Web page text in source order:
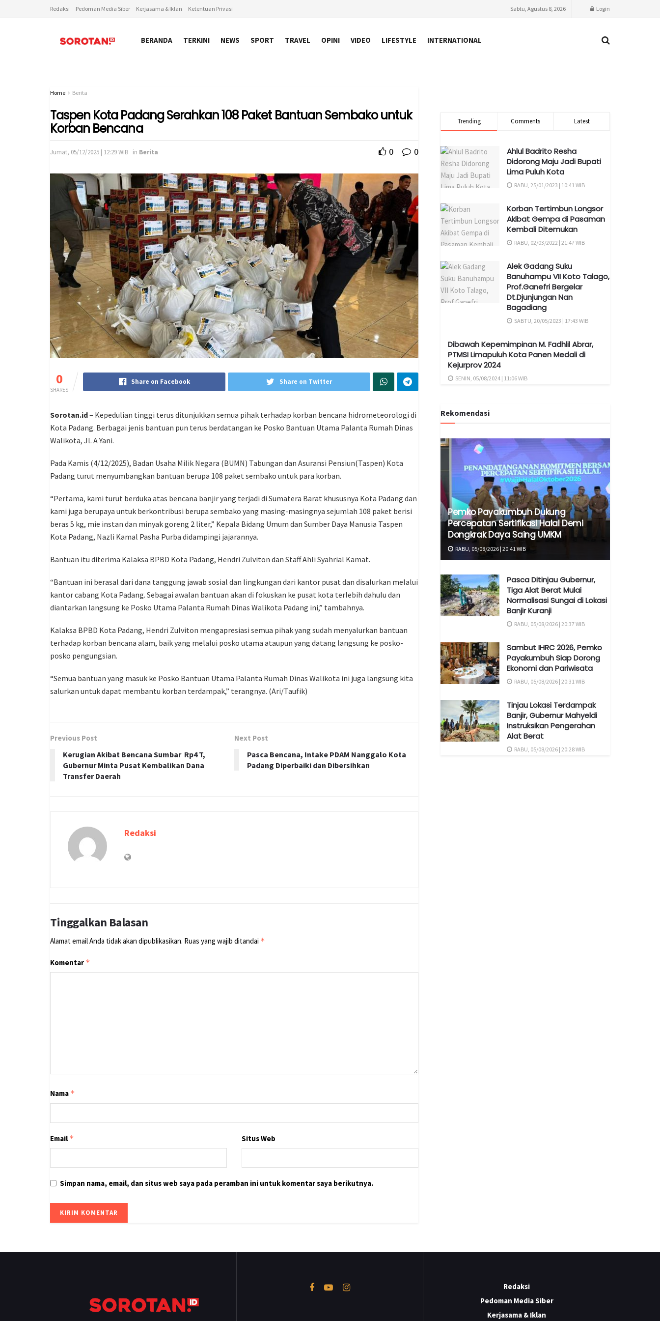
Redaksi Pedoman Media Siber Kerjasama & Iklan Ketentuan Privasi Sabtu, Agustus 8, 2026 Login
BERANDA TERKINI NEWS SPORT TRAVEL OPINI VIDEO LIFESTYLE INTERNATIONAL
Home Berita
Taspen Kota Padang Serahkan 108 Paket Bantuan Sembako untuk
Korban Bencana
Jumat, 05/12/2025 | 12:29 WIB in Berita 0 0
0
SHARES
Share on Facebook Share on Twitter
Sorotan.id– Kepedulian tinggi terus ditunjukkan semua pihak terhadap korban bencana hidrometeorologi di
Kota Padang. Berbagai jenis bantuan pun terus berdatangan ke Posko Bantuan Utama Palanta Rumah Dinas
Walikota, Jl. A Yani.
Pada Kamis (4/12/2025), Badan Usaha Milik Negara (BUMN) Tabungan dan Asuransi Pensiun(Taspen) Kota
Padang turut menyumbangkan bantuan berupa 108 paket sembako untuk para korban.
“Pertama, kami turut berduka atas bencana banjir yang terjadi di Sumatera Barat khususnya Kota Padang dan
kami juga berupaya untuk berkontribusi berupa sembako yang masing-masingnya sejumlah 108 paket berisi
beras 5 kg, mie instan dan minyak goreng 2 liter,” Kepala Bidang Umum dan Sumber Daya Manusia Taspen
Kota Padang, Nazli Kamal Pasha Purba didampingi jajarannya.
Bantuan itu diterima Kalaksa BPBD Kota Padang, Hendri Zulviton dan Staff Ahli Syahrial Kamat.
“Bantuan ini berasal dari dana tanggung jawab sosial dan lingkungan dari kantor pusat dan disalurkan melalui
kantor cabang Kota Padang. Sebagai awalan bantuan akan di fokuskan ke pusat kota terlebih dahulu dan
diantarkan langsung ke Posko Utama Palanta Rumah Dinas Walikota Padang ini,” tambahnya.
Kalaksa BPBD Kota Padang, Hendri Zulviton mengapresiasi semua pihak yang sudah menyalurkan bantuan
terhadap korban bencana alam, baik yang melalui posko utama ataupun yang datang langsung ke posko-
posko pengungsian.
“Semua bantuan yang masuk ke Posko Bantuan Utama Palanta Rumah Dinas Walikota ini juga langsung kita
salurkan untuk dapat membantu korban terdampak,” terangnya. (Ari/Taufik)
Previous Post
Kerugian Akibat Bencana Sumbar Rp4 T,
Gubernur Minta Pusat Kembalikan Dana
Transfer Daerah
Next Post
Pasca Bencana, Intake PDAM Nanggalo Kota
Padang Diperbaiki dan Dibersihkan
Redaksi
Tinggalkan Balasan
Alamat email Anda tidak akan dipublikasikan. Ruas yang wajib ditandai *
Komentar *
Nama *
Email * Situs Web
Simpan nama, email, dan situs web saya pada peramban ini untuk komentar saya berikutnya.
Trending Comments Latest
Ahlul Badrito Resha
Didorong Maju Jadi Bupati
Lima Puluh Kota
RABU, 25/01/2023 | 10:41 WIB
Korban Tertimbun Longsor
Akibat Gempa di Pasaman
Kembali Ditemukan
RABU, 02/03/2022 | 21:47 WIB
Alek Gadang Suku
Banuhampu VII Koto Talago,
Prof.Ganefri Bergelar
Dt.Djunjungan Nan
Bagadiang
SABTU, 20/05/2023 | 17:43 WIB
Dibawah Kepemimpinan M. Fadhlil Abrar,
PTMSI Limapuluh Kota Panen Medali di
Kejurprov 2024
SENIN, 05/08/2024 | 11:06 WIB
Rekomendasi
Pemko Payakumbuh Dukung
Percepatan Sertifikasi Halal Demi
Dongkrak Daya Saing UMKM
RABU, 05/08/2026 | 20:41 WIB
Pasca Ditinjau Gubernur,
Tiga Alat Berat Mulai
Normalisasi Sungai di Lokasi
Banjir Kuranji
RABU, 05/08/2026 | 20:37 WIB
Sambut IHRC 2026, Pemko
Payakumbuh Siap Dorong
Ekonomi dan Pariwisata
RABU, 05/08/2026 | 20:31 WIB
Tinjau Lokasi Terdampak
Banjir, Gubernur Mahyeldi
Instruksikan Pengerahan
Alat Berat
RABU, 05/08/2026 | 20:28 WIB
Redaksi
Pedoman Media Siber
Kerjasama & Iklan